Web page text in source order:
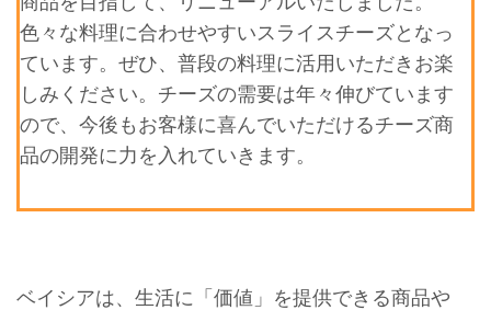
色々な料理に合わせやすいスライスチーズとなっ
ています。ぜひ、普段の料理に活用いただきお楽
しみください。チーズの需要は年々伸びています
ので、今後もお客様に喜んでいただけるチーズ商
品の開発に力を入れていきます。
ベイシアは、生活に「価値」を提供できる商品や